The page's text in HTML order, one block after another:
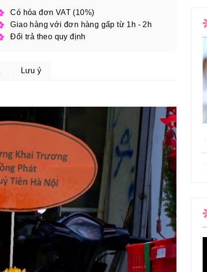
Có hóa đơn VAT (10%)
Giao hàng với đơn hàng gấp từ 1h - 2h
Đổi trả theo quy định
Lưu ý